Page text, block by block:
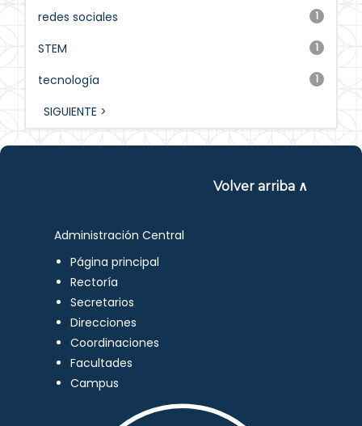
1
redes sociales
1
STEM
1
tecnología
SIGUIENTE >
Volver arriba ∧
Administración Central
Página principal
Rectoría
Secretarios
Direcciones
Coordinaciones
Facultades
Campus